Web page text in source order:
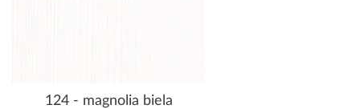
124 - magnolia biela